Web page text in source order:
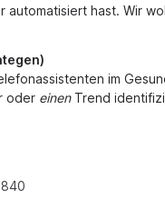
automatisiert hast. Wir
im
oder einenTrend